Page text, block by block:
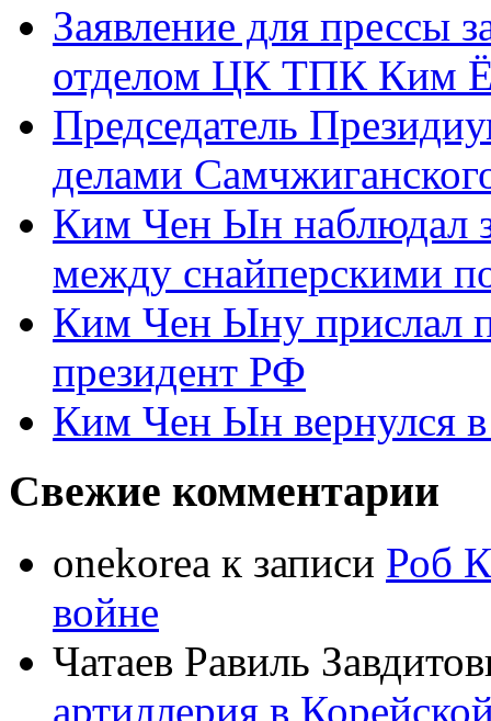
Заявление для прессы
отделом ЦК ТПК Ким
Председатель
делами
Ким Чен Ын наблюдал
между снайперскими
Ким Чен Ыну прислал
президент РФ
Ким Чен Ын вернулся
Свежие комментарии
onekorea к записи Роб
войне
Чатаев Равиль
артиллерия в